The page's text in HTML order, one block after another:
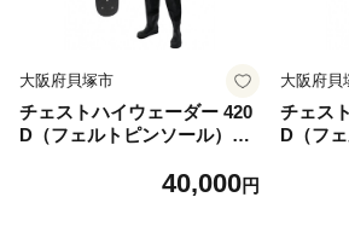
大阪府貝塚市
チェストハイウェーダー 420
D（フェルトピンソール）OH
40,000円
大阪府貝
チェス
D（フ